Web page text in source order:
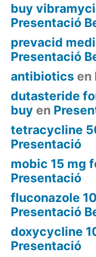
buy
Presentació
prevacid
Presentació
antibiotics en
dutasteride
buy en
tetracycline
Presentació
mobic 15 mg
Presentació
fluconazole
Presentació
doxycycline
Presentació